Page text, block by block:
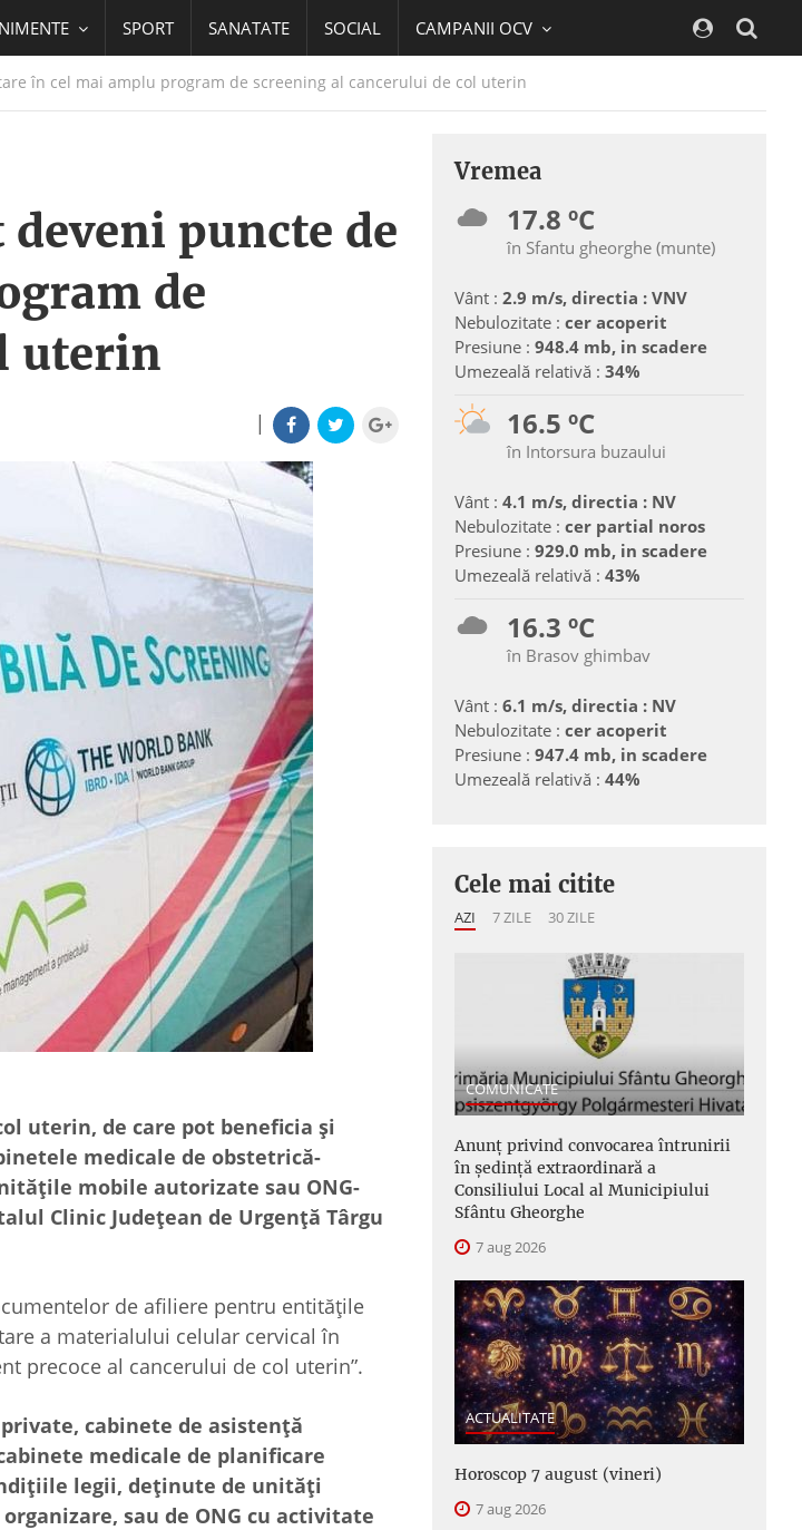
SPORT SANATATE SOCIAL CAMPANII OCV
în cel mai amplu program de screening al cancerului de col uterin
puncte de
de
uterin
|
uterin, de care pot beneficia și
medicale de obstetrică-
mobile autorizate sau ONG-
Clinic Județean de Urgență Târgu
de afiliere pentru entitățile
a materialului celular cervical în
precoce al cancerului de col uterin”.
cabinete de asistenţă
medicale de planificare
legii, deţinute de unităţi
sau de ONG cu activitate
Vremea
17.8 ºC
în Sfantu gheorghe (munte)
Vânt : 2.9 m/s, directia : VNV
Nebulozitate : cer acoperit
Presiune : 948.4 mb, in scadere
Umezeală relativă : 34%
16.5 ºC
în Intorsura buzaului
Vânt : 4.1 m/s, directia : NV
Nebulozitate : cer partial noros
Presiune : 929.0 mb, in scadere
Umezeală relativă : 43%
16.3 ºC
în Brasov ghimbav
Vânt : 6.1 m/s, directia : NV
Nebulozitate : cer acoperit
Presiune : 947.4 mb, in scadere
Umezeală relativă : 44%
Cele mai citite
AZI 7 ZILE 30 ZILE
COMUNICATE
Anunţ privind convocarea întrunirii
în şedinţă extraordinară a
Consiliului Local al Municipiului
Sfântu Gheorghe
7 aug 2026
ACTUALITATE
Horoscop 7 august (vineri)
7 aug 2026